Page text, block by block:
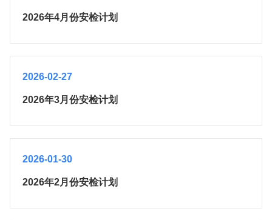
2026年4月份安检计划
2026-02-27
2026年3月份安检计划
2026-01-30
2026年2月份安检计划